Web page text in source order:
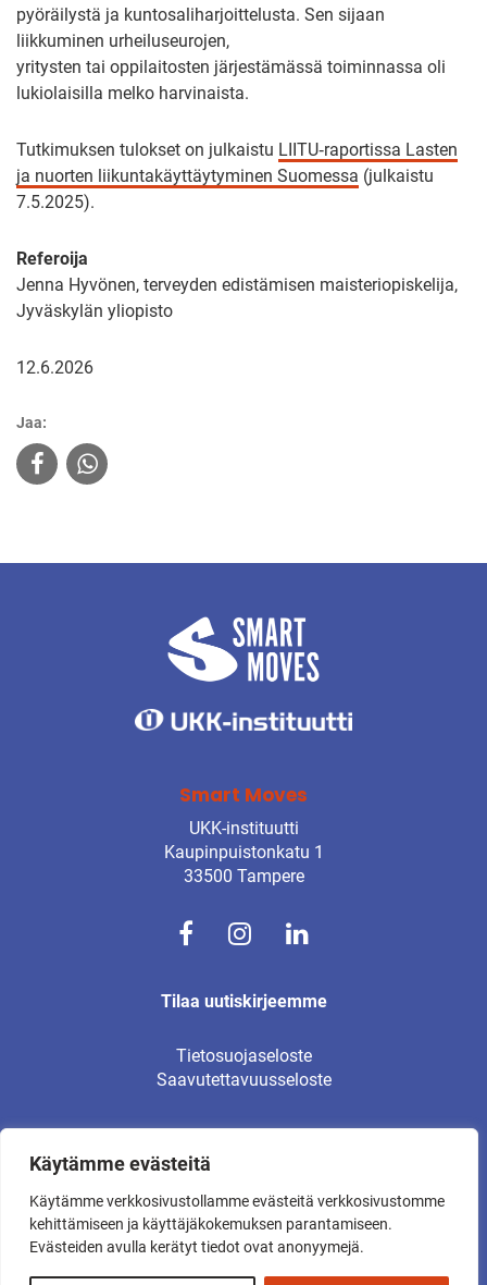
Käytämme evästeitä
Käytämme verkkosivustollamme evästeitä verkkosivustomme
kehittämiseen ja käyttäjäkokemuksen parantamiseen.
Evästeiden avulla kerätyt tiedot ovat anonyymejä.
pyöräilystä ja kuntosaliharjoittelusta. Sen sijaan
liikkuminen urheiluseurojen,
yritysten tai oppilaitosten järjestämässä toiminnassa oli
lukiolaisilla melko harvinaista.
Tutkimuksen tulokset on julkaistu LIITU‑raportissa Lasten
ja nuorten liikuntakäyttäytyminen Suomessa (julkaistu
7.5.2025).
Referoija
Jenna Hyvönen, terveyden edistämisen maisteriopiskelija,
Jyväskylän yliopisto
12.6.2026
Jaa:
Smart Moves
UKK-instituutti
Kaupinpuistonkatu 1
33500 Tampere
Tilaa uutiskirjeemme
Tietosuojaseloste
Saavutettavuusseloste
Kaikki oikeudet pidätetään.
Verkkosivut: Muuks Creative